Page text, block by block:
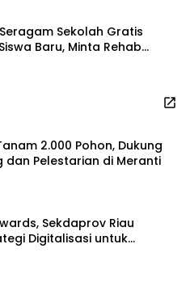
Seragam Sekolah Gratis
Baru, Minta Rehab
Dikurangi
2.000 Pohon, Dukung
dan Pelestarian di Meranti
Sekdaprov Riau
Digitalisasi untuk
Publik